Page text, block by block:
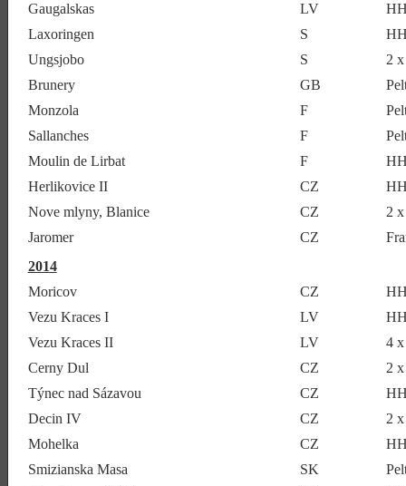
Gaugalskas
LV
Laxoringen
S
Ungsjobo
S
2
Brunery
GB
Monzola
F
Sallanches
F
Moulin de Lirbat
F
Herlikovice II
CZ
Nove mlyny, Blanice
CZ
2
Jaromer
CZ
2014
Moricov
CZ
Vezu Kraces I
LV
Vezu Kraces II
LV
4
Cerny Dul
CZ
2
Týnec nad Sázavou
CZ
Decin IV
CZ
2
Mohelka
CZ
Smizianska Masa
SK